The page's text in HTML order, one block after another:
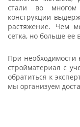
стали во многом
конструкции
растяжение. Чем
сетка, но больше ее
При необходимости
стройматериал с
обратиться к
мы организуем